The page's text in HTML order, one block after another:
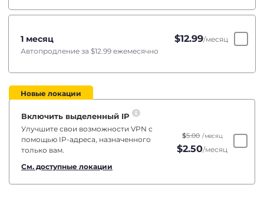
1 месяц $12.99/месяц
Автопродление за $12.99 ежемесячно
Новые локации
Включить выделенный IP
Улучшите свои возможности VPN с
помощью IP-адреса, назначенного
только вам.
См. доступные локации
$5.00 /месяц
$2.50/месяц